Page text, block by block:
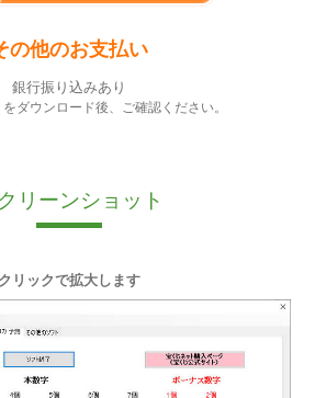
の他のお支払い
銀行振り込みあり
ダウンロード後、ご確認ください。
リーンショット
クリックで拡大します